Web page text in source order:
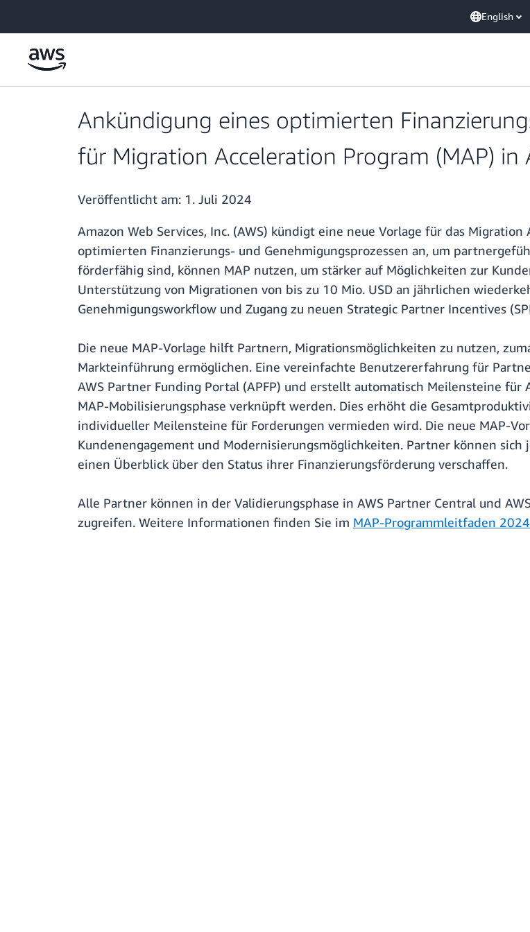
English
Ankündigung eines optimierten
für Migration Acceleration Program (MAP) in
Veröffentlicht am: 1. Juli 2024
Amazon Web Services, Inc. (AWS) kündigt eine neue Vorlage für das
optimierten Finanzierungs- und Genehmigungsprozessen an, um
förderfähig sind, können MAP nutzen, um stärker auf Möglichkeiten zur
Unterstützung von Migrationen von bis zu 10 Mio. USD an jährlichen
Genehmigungsworkflow und Zugang zu neuen Strategic Partner Incentives
Die neue MAP-Vorlage hilft Partnern, Migrationsmöglichkeiten zu nutzen,
Markteinführung ermöglichen. Eine vereinfachte Benutzererfahrung für
AWS Partner Funding Portal (APFP) und erstellt automatisch Meilensteine
MAP-Mobilisierungsphase verknüpft werden. Dies erhöht die
individueller Meilensteine für Forderungen vermieden wird. Die neue MAP-
Kundenengagement und Modernisierungsmöglichkeiten. Partner können
einen Überblick über den Status ihrer Finanzierungsförderung verschaffen.
Alle Partner können in der Validierungsphase in AWS Partner Central und
zugreifen. Weitere Informationen finden Sie im MAP-Programmleitfaden